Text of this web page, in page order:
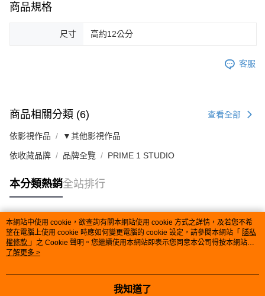
商品規格
尺寸 高約12公分
客服
商品相關分類 (6) 查看全部
依影視作品 ▼其他影視作品
依收藏品牌 品牌全覽 PRIME 1 STUDIO
本分類熱銷全站排行
熱門標籤
本網站中使用 cookie，欲查詢有關本網站使用 cookie 方式之詳情，及若您不希
望在電腦上使用 cookie 時應如何變更電腦的 cookie 設定，請參閱本網站「 隱私
權條款 」之 Cookie 聲明。您繼續使用本網站即表示您同意本公司得按本網站使
用條款之 Cookie 聲明使用 cookie。
了解更多 >
我知道了